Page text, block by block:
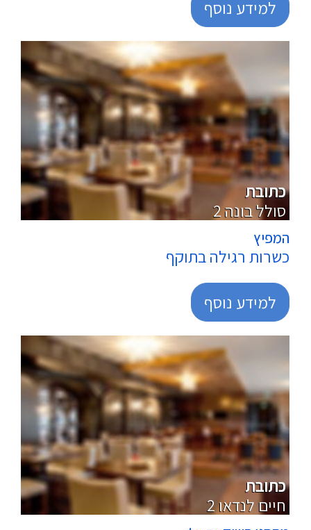
למידע נוסף
מרכולים
כתובת
2 סולל בונה
המפיץ
כשרות רגילה בתוקף
למידע נוסף
מרכולים
כתובת
2 חיים לנדאו